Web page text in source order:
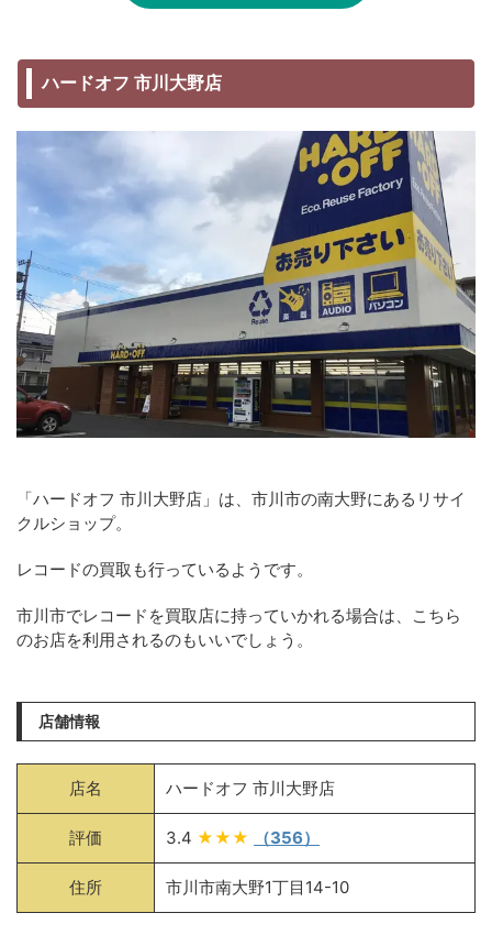
ハードオフ 市川大野店
「ハードオフ 市川大野店」は、市川市の南大野にあるリサイ
クルショップ。
レコードの買取も行っているようです。
市川市でレコードを買取店に持っていかれる場合は、こちら
のお店を利用されるのもいいでしょう。
店舗情報
店名 ハードオフ 市川大野店
評価 3.4 ★★★ （356）
住所 市川市南大野1丁目14-10